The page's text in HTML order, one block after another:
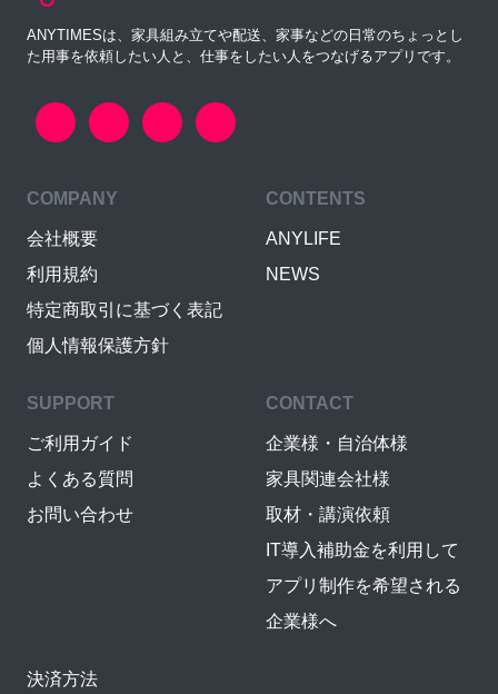
ANYTIMESは、家具組み立てや配送、家事などの日常のちょっとし
た用事を依頼したい人と、仕事をしたい人をつなげるアプリです。
COMPANY
会社概要
利用規約
特定商取引に基づく表記
個人情報保護方針
CONTENTS
ANYLIFE
NEWS
SUPPORT
ご利用ガイド
よくある質問
お問い合わせ
CONTACT
企業様・自治体様
家具関連会社様
取材・講演依頼
IT導入補助金を利用して
アプリ制作を希望される
企業様へ
決済方法